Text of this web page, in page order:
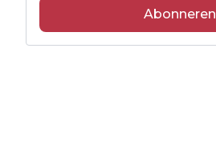
Abonneren